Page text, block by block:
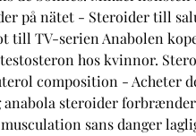
på nätet - Steroider till
till TV-serien Anabolen
hos kvinnor.
composition - Acheter
anabola steroider
sans danger